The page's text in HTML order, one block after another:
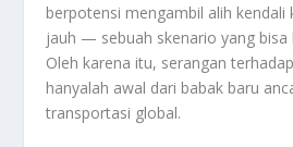
berpotensi mengambil alih kendali
jauh — sebuah skenario yang bisa
Oleh karena itu, serangan
hanyalah awal dari babak baru
transportasi global.